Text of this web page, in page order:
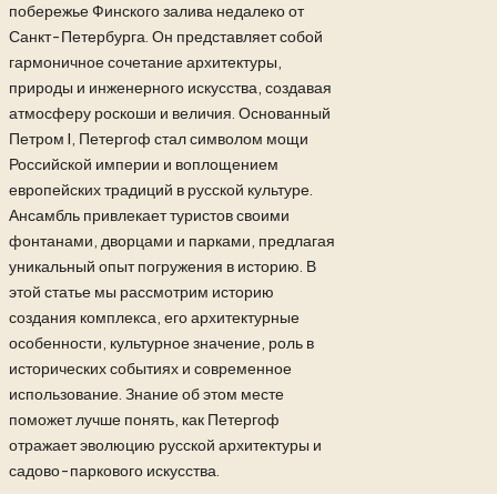
побережье Финского залива недалеко от
Санкт-Петербурга. Он представляет собой
гармоничное сочетание архитектуры,
природы и инженерного искусства, создавая
атмосферу роскоши и величия. Основанный
Петром I, Петергоф стал символом мощи
Российской империи и воплощением
европейских традиций в русской культуре.
Ансамбль привлекает туристов своими
фонтанами, дворцами и парками, предлагая
уникальный опыт погружения в историю. В
этой статье мы рассмотрим историю
создания комплекса, его архитектурные
особенности, культурное значение, роль в
исторических событиях и современное
использование. Знание об этом месте
поможет лучше понять, как Петергоф
отражает эволюцию русской архитектуры и
садово-паркового искусства.